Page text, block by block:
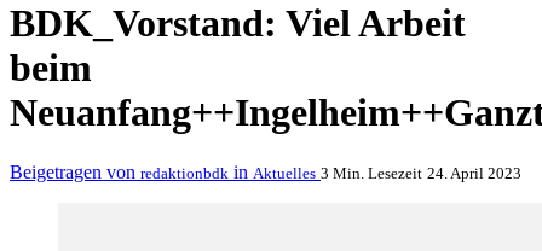
BDK_Vorstand: Viel Arbeit
beim
Beigetragen von redaktionbdk in Aktuelles 3 Min. Lesezeit 24. April 2023